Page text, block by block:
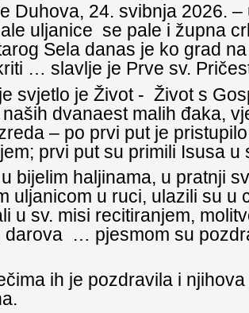
Duhova, 24. svibnja 2026.
uljanice se pale i župna
Sela danas je ko grad
… slavlje je Prve sv.
svjetlo je Život - Život s
dvanaest malih đaka,
– po prvi put je
prvi put su primili Isusa u
bijelim haljinama, u pratnji
uljanicom u ruci, ulazili su
u sv. misi recitiranjem,
darova … pjesmom su
ih je pozdravila i